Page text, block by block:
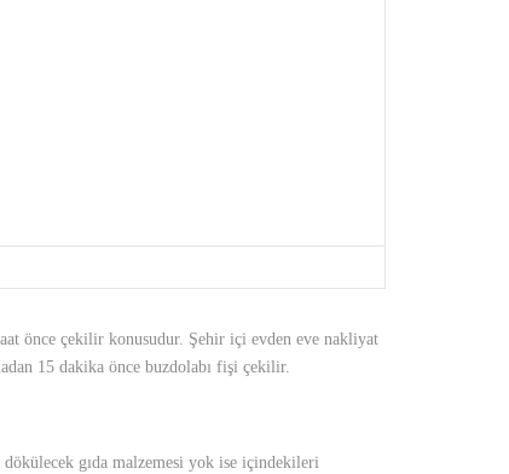
önce çekilir konusudur. Şehir içi evden eve nakliyat
15 dakika önce buzdolabı fişi çekilir.
gıda malzemesi yok ise içindekileri